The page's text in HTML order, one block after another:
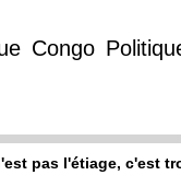
Congo
pas l'étiage, c'est